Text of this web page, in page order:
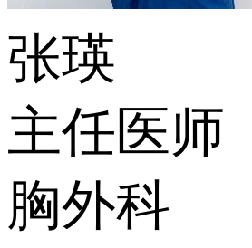
张瑛
主任医师
胸外科